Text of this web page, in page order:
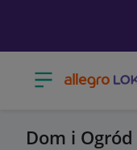
Otwórz menu z
Dom i